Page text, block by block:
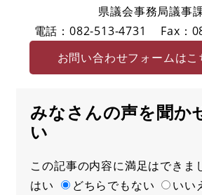
県議会事務局議事
電話：082-513-4731
Fax：
お問い合わせフォームはこ
みなさんの声を聞か
い
満
足
この記事の内容に満足はでき
はい
どちらでもない いい